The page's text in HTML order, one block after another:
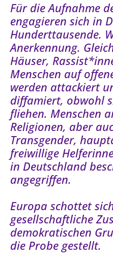
Für die Aufnahme
engagieren sich in
Hunderttausende.
Anerkennung.
Häuser,
Menschen auf
werden attackiert
diffamiert, obwohl
fliehen. Menschen
Religionen, aber
Transgender,
freiwillige
in Deutschland
angegriffen.
Europa schottet
gesellschaftliche
demokratischen
die Probe gestellt.